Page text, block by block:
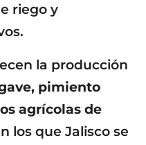
riego y
la producción
pimiento
agrícolas de
los que Jalisco se